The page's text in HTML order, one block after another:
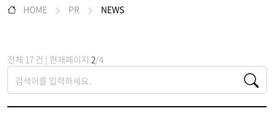
HOME PR NEWS
전체 17 건 | 현재페이지 2/4